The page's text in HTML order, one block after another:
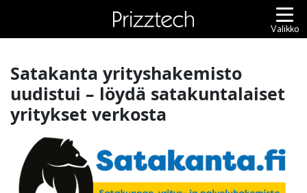
Valikko
Satakanta yrityshakemisto
uudistui – löydä satakuntalaiset
yritykset verkosta